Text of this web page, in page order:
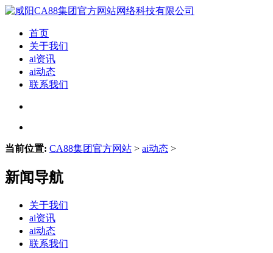
首页
关于我们
ai资讯
ai动态
联系我们
当前位置: CA88集团官方网站 > ai动态 >
新闻导航
关于我们
ai资讯
ai动态
联系我们